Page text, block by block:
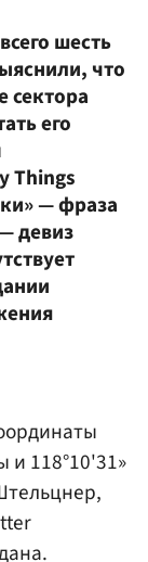
шесть
что
сектора
его
Things
— фраза
девиз
и 118°10'31»